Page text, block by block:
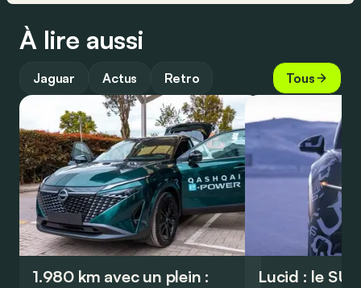
À lire aussi
Jaguar Actus Retro Tous
1.980 km avec un plein :
Lucid : le